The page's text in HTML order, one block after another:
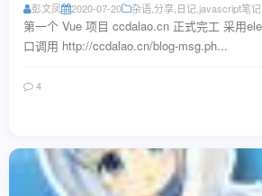
彭文凤 2020-07-20 杂语 分享 日记javascript笔记
第一个 Vue 项目 ccdalao.cn 正式完工 采用
口调用 http://ccdalao.cn/blog-msg.ph...
4